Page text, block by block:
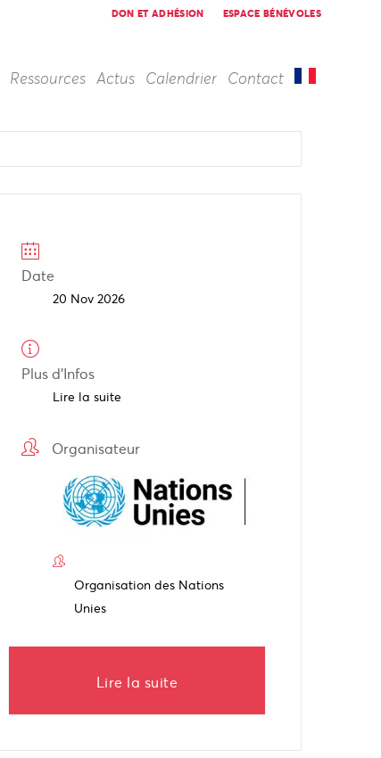
DON ET ADHÉSION ESPACE BÉNÉVOLES
Ressources Actus Calendrier Contact
Date
20 Nov 2026
Plus d'Infos
Lire la suite
Organisateur
Organisation des Nations
Unies
Lire la suite